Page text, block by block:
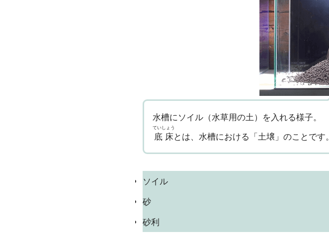
水槽にソイル（水草用の土）を入れる様子。
底床
ていしょう
とは、水槽における「土壌」のことです。
ソイル
砂
砂利